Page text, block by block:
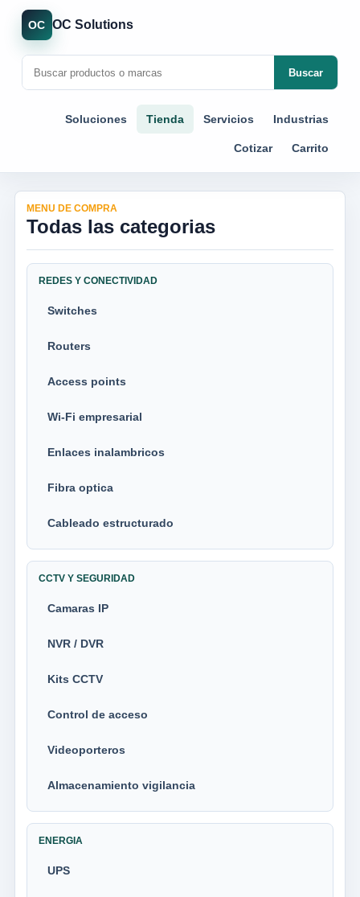
OC OC Solutions
Buscar
Soluciones Tienda Servicios Industrias
Cotizar Carrito
MENU DE COMPRA
Todas las categorias
REDES Y CONECTIVIDAD
Switches
Routers
Access points
Wi-Fi empresarial
Enlaces inalambricos
Fibra optica
Cableado estructurado
CCTV Y SEGURIDAD
Camaras IP
NVR / DVR
Kits CCTV
Control de acceso
Videoporteros
Almacenamiento vigilancia
ENERGIA
UPS